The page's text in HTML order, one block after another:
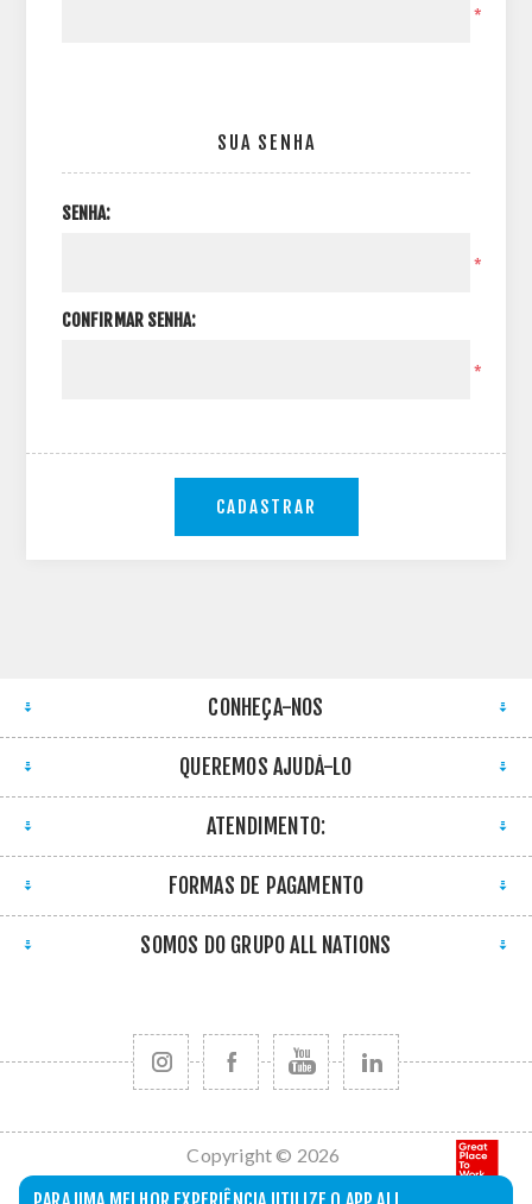
*
SUA SENHA
SENHA:
*
CONFIRMAR SENHA:
*
CADASTRAR
CONHEÇA-NOS
QUEREMOS AJUDÁ-LO
ATENDIMENTO:
FORMAS DE PAGAMENTO
SOMOS DO GRUPO ALL NATIONS
Copyright © 2026
All Nations. Todos